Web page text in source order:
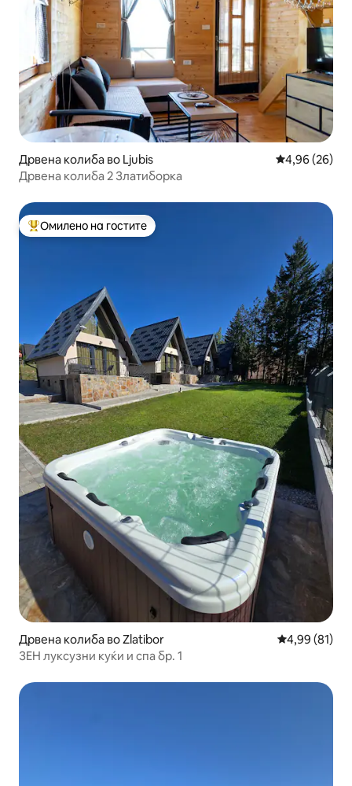
Дрвена колиба во Ljubis Просечна
4,96 (26)
Дрвена колиба 2 Златиборка
Меѓу најуспешните „Омилени на гостите“
Омилено на гостите
Дрвена колиба во Zlatibor Просечна
4,99 (81)
ЗЕН луксузни куќи и спа бр. 1